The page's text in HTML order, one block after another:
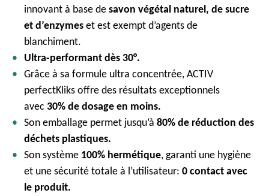
innovant à base desavon végétal naturel, de sucre
et d’enzymeset est exempt d’agents de
blanchiment.
Ultra-performant dès 30°.
Grâce à sa formule ultra concentrée, ACTIV
perfectKliks offre des résultats exceptionnels
avec 30% de dosage en moins.
Son emballage permet jusqu’à 80% de réduction des
déchets plastiques.
Son système 100% hermétique, garanti une hygiène
et une sécurité totale à l’utilisateur: 0 contact avec
le produit.